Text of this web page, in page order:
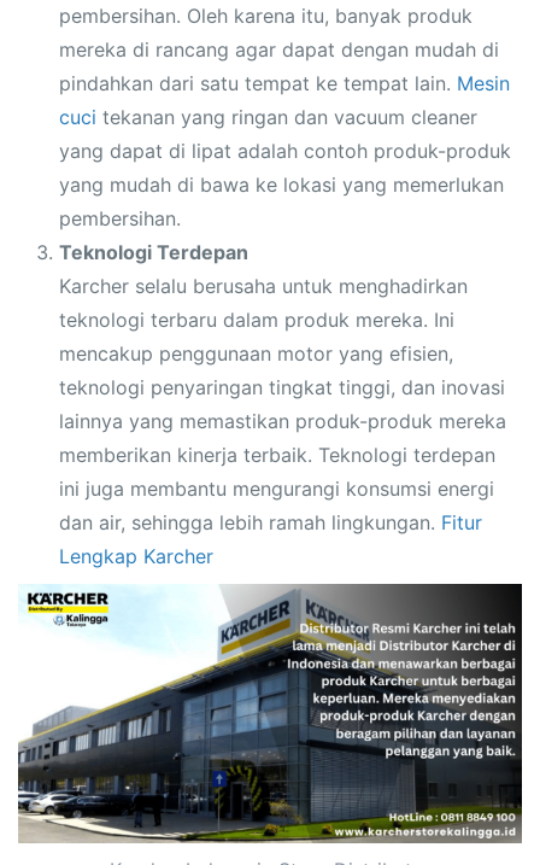
pembersihan. Oleh karena itu, banyak produk
mereka di rancang agar dapat dengan mudah di
pindahkan dari satu tempat ke tempat lain. Mesin
cuci tekanan yang ringan dan vacuum cleaner
yang dapat di lipat adalah contoh produk-produk
yang mudah di bawa ke lokasi yang memerlukan
pembersihan.
Teknologi Terdepan
Karcher selalu berusaha untuk menghadirkan
teknologi terbaru dalam produk mereka. Ini
mencakup penggunaan motor yang efisien,
teknologi penyaringan tingkat tinggi, dan inovasi
lainnya yang memastikan produk-produk mereka
memberikan kinerja terbaik. Teknologi terdepan
ini juga membantu mengurangi konsumsi energi
dan air, sehingga lebih ramah lingkungan. Fitur
Lengkap Karcher